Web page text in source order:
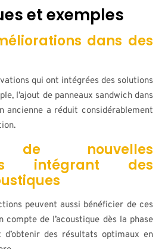
et exemples
dans des
qui ont intégrées des solutions
l’ajout de panneaux sandwich dans
ancienne a réduit considérablement
de nouvelles
intégrant des
peuvent aussi bénéficier de ces
compte de l’acoustique dès la phase
des résultats optimaux en